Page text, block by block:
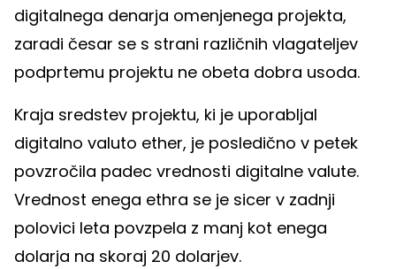
digitalnega denarja omenjenega projekta,
zaradi česar se s strani različnih vlagateljev
podprtemu projektu ne obeta dobra usoda.
Kraja sredstev projektu, ki je uporabljal
digitalno valuto ether, je posledično v petek
povzročila padec vrednosti digitalne valute.
Vrednost enega ethra se je sicer v zadnji
polovici leta povzpela z manj kot enega
dolarja na skoraj 20 dolarjev.